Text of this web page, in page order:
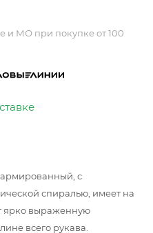
и МО при покупке от 100
с
спиралью, имеет на
ярко выраженную
всего рукава.